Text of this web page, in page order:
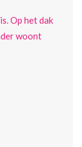
Op het dak
woont